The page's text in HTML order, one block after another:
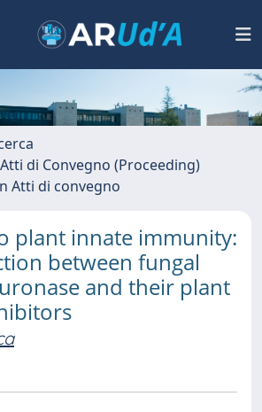
di Convegno (Proceeding)
Atti di convegno
plant innate immunity:
between fungal
and their plant